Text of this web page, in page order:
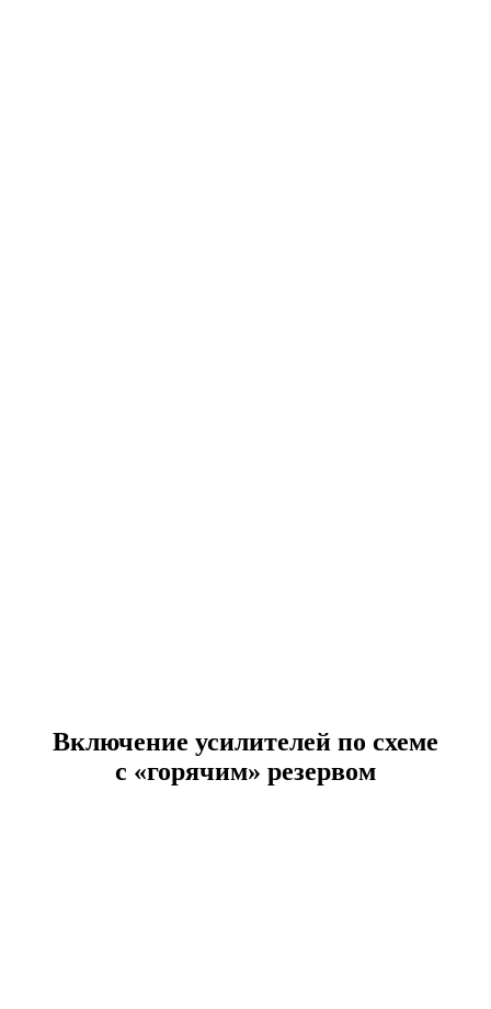
Включение усилителей по схеме
с «горячим» резервом